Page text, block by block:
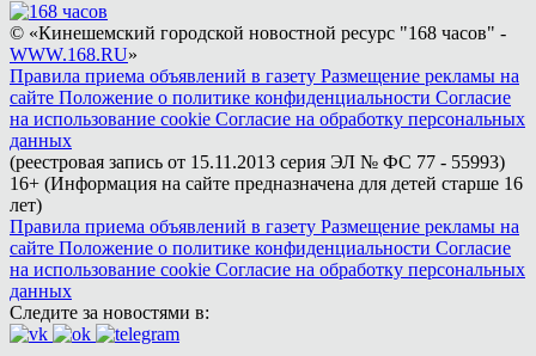
© «Кинешемский городской новостной ресурс "168 часов" -
WWW.168.RU»
Правила приема объявлений в газету Размещение рекламы на
сайте Положение о политике конфиденциальности Согласие
на использование cookie Согласие на обработку персональных
данных
(реестровая запись от 15.11.2013 серия ЭЛ № ФС 77 - 55993)
16+ (Информация на сайте предназначена для детей старше 16
лет)
Правила приема объявлений в газету Размещение рекламы на
сайте Положение о политике конфиденциальности Согласие
на использование cookie Согласие на обработку персональных
данных
Следите за новостями в: